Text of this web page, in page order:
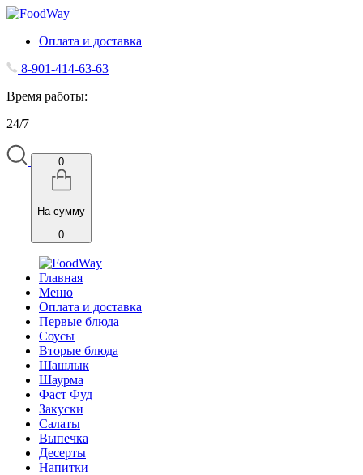
Оплата и доставка
8-901-414-63-63
Время работы:
24/7
0
На сумму
0
Главная
Меню
Оплата и доставка
Первые блюда
Соусы
Вторые блюда
Шашлык
Шаурма
Фаст Фуд
Закуски
Салаты
Выпечка
Десерты
Напитки